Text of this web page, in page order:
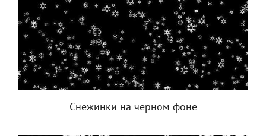
Снежинки на черном фоне